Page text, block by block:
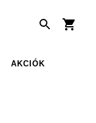
AKCIÓK